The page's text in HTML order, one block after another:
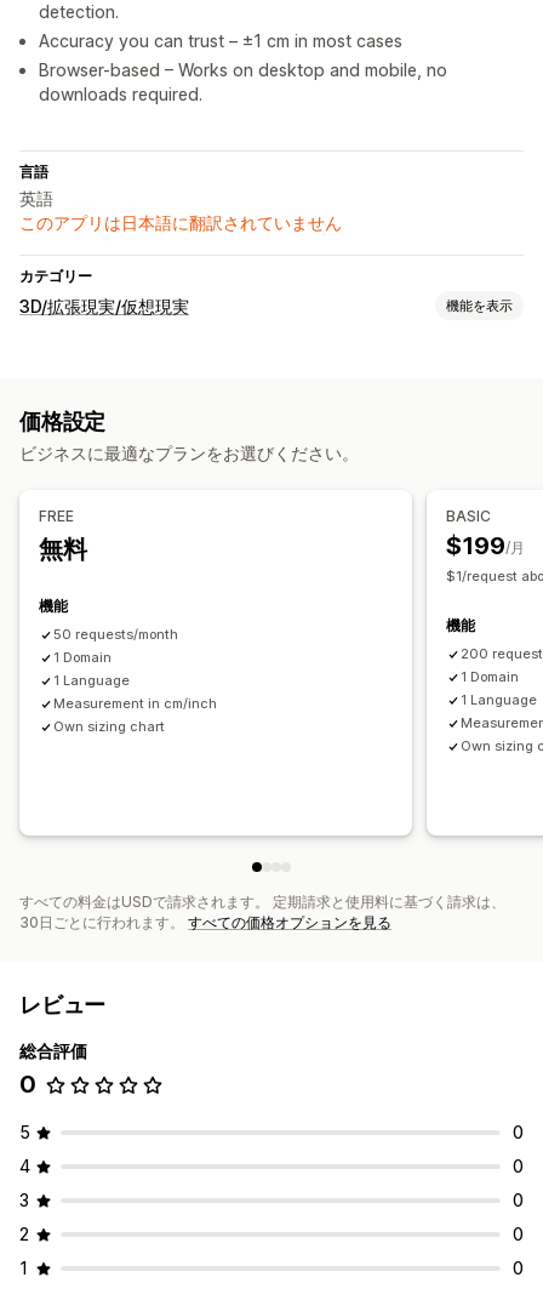
detection.
Accuracy you can trust – ±1 cm in most cases
Browser-based – Works on desktop and mobile, no
downloads required.
言語
英語
このアプリは日本語に翻訳されていません
カテゴリー
3D/拡張現実/仮想現実 機能を表示
価格設定
ビジネスに最適なプランをお選びください。
FREE
無料
機能
50 requests/month
1 Domain
1 Language
Measurement in cm/inch
Own sizing chart
BASIC
$199/月
$1/request
機能
200
1 Domain
1 Language
Own sizing
すべての料金はUSDで請求されます。 定期請求と使用料に基づく請求は、
30日ごとに行われます。 すべての価格オプションを見る
レビュー
総合評価
0
5
0
4
0
3
0
2
0
1
0